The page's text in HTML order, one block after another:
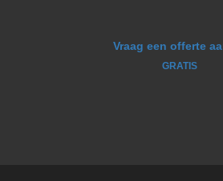
Vraag een offerte
GRATIS